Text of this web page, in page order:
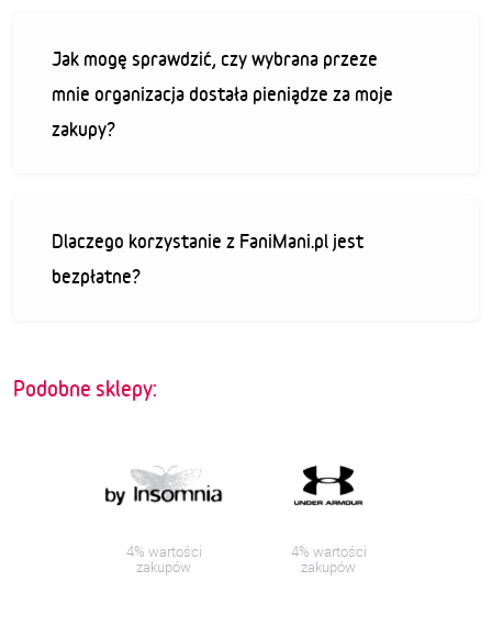
Jak mogę sprawdzić, czy wybrana przeze
mnie organizacja dostała pieniądze za moje
zakupy?
Dlaczego korzystanie z FaniMani.pl jest
bezpłatne?
Podobne sklepy:
4% wartości
zakupów
4% wartości
zakupów